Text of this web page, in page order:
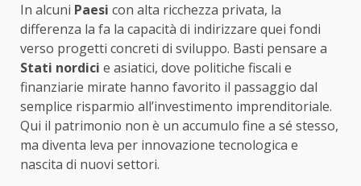
In alcuni Paesi con alta ricchezza privata, la
differenza la fa la capacità di indirizzare quei fondi
verso progetti concreti di sviluppo. Basti pensare a
Stati nordici e asiatici, dove politiche fiscali e
finanziarie mirate hanno favorito il passaggio dal
semplice risparmio all’investimento imprenditoriale.
Qui il patrimonio non è un accumulo fine a sé stesso,
ma diventa leva per innovazione tecnologica e
nascita di nuovi settori.